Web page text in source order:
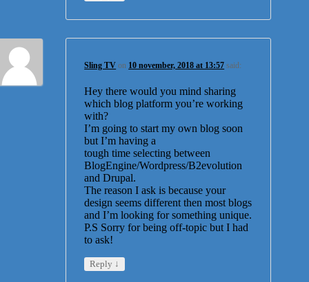
Sling TV on 10 november, 2018 at 13:57 said:
Hey there would you mind sharing
which blog platform you’re working
with?
I’m going to start my own blog soon
but I’m having a
tough time selecting between
BlogEngine/Wordpress/B2evolution
and Drupal.
The reason I ask is because your
design seems different then most blogs
and I’m looking for something unique.
P.S Sorry for being off-topic but I had
to ask!
Reply ↓